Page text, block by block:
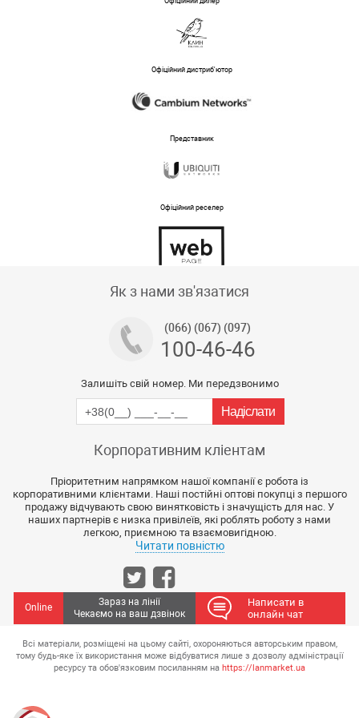
Офіційний дистриб'ютор
Представник
Офіційний реселер
Як з нами зв'язатися
(066) (067) (097)
100-46-46
Залишіть свій номер. Ми передзвонимо
Корпоративним кліентам
Пріоритетним напрямком нашої компанії є робота із
корпоративними клієнтами. Наші постійні оптові покупці з першого
продажу відчувають свою винятковість і значущість для нас. У
наших партнерів є низка привілеїв, які роблять роботу з нами
легкою, приємною та взаємовигідною.
Читати повністю
Online
Зараз на лінії
Чекаємо на ваш дзвінок
Написати в
онлайн чат
Всі матеріали, розміщені на цьому сайті, охороняються авторським правом,
тому будь-яке їх використання може відбуватися лише з дозволу адміністрації
ресурсу та обов'язковим посиланням на https://lanmarket.ua